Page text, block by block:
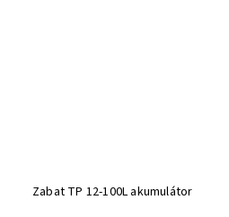
Zabat TP 12-100L akumulátor